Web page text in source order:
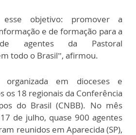
objetivo: promover a
e de formação para a
de agentes da Pastoral
todo o Brasil”, afirmou.
em dioceses e
os 18 regionais da Conferência
do Brasil (CNBB). No mês
de julho, quase 900 agentes
reunidos em Aparecida (SP),